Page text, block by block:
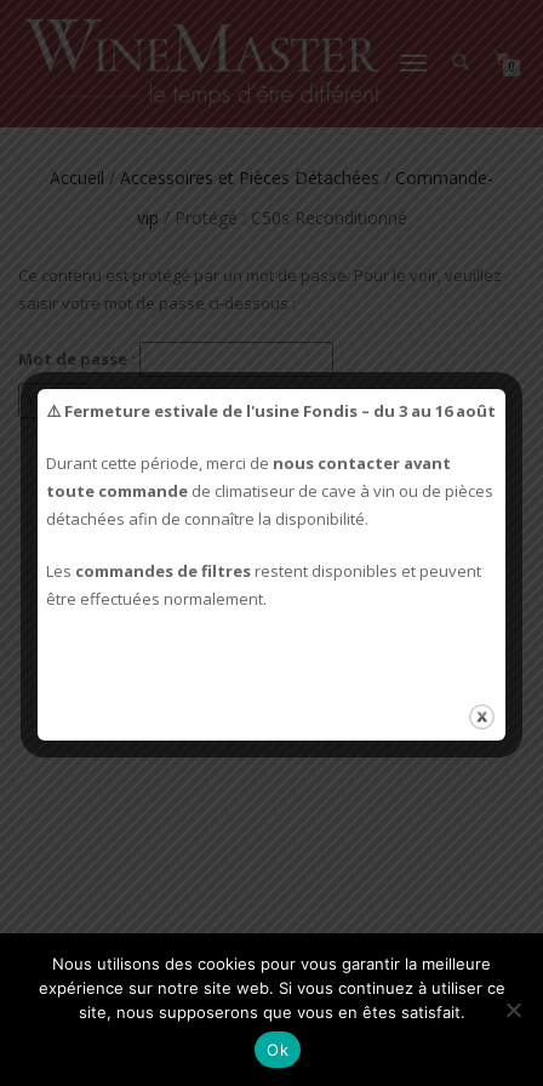
DÉPLIER
0
Accueil / Accessoires et Pièces Détachées / Commande-
vip / Protégé : C50s Reconditionné
Ce contenu est protégé par un mot de passe. Pour le voir, veuillez
saisir votre mot de passe ci-dessous :
Mot de passe :
COPYRIGHT CLIMATISEUR DE CAVE© 2002-2024.
Nous utilisons des cookies pour vous garantir la meilleure
expérience sur notre site web. Si vous continuez à utiliser ce
site, nous supposerons que vous en êtes satisfait.
Ok
⚠️ Fermeture estivale de l'usine Fondis – du 3 au 16 août
Durant cette période, merci de nous contacter avant
toute commande de climatiseur de cave à vin ou de pièces
détachées afin de connaître la disponibilité.
Les commandes de filtres restent disponibles et peuvent
être effectuées normalement.